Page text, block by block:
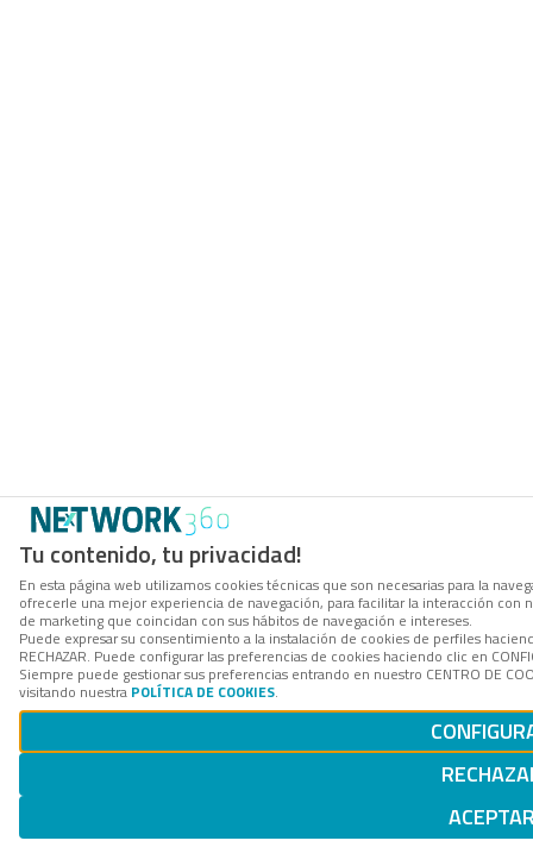
Tu contenido, tu privacidad!
En esta página web utilizamos cookies técnicas que son necesarias para la
ofrecerle una mejor experiencia de navegación, para facilitar la interacción
de marketing que coincidan con sus hábitos de navegación e intereses.
Puede expresar su consentimiento a la instalación de cookies de perfiles
RECHAZAR. Puede configurar las preferencias de cookies haciendo clic en
Siempre puede gestionar sus preferencias entrando en nuestro CENTRO DE
visitando nuestra POLÍTICA DE COOKIES.